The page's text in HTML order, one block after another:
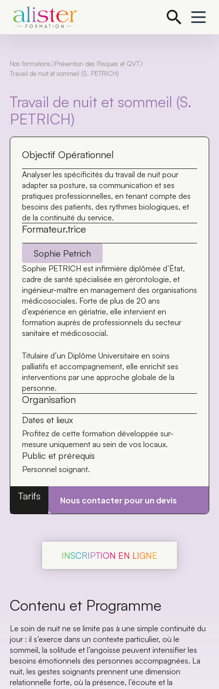
s
a
u
n
e
n
Nos formations
Prévention des Risques et QVT
Travail de nuit et sommeil (S. PETRICH)
Travail de nuit et sommeil (S.
PETRICH)
Objectif Opérationnel
Analyser les spécificités du travail de nuit pour
adapter sa posture, sa communication et ses
pratiques professionnelles, en tenant compte des
besoins des patients, des rythmes biologiques, et
de la continuité du service.
Formateur.trice
Sophie Petrich
Sophie PETRICH est infirmière diplômée d’État,
cadre de santé spécialisée en gérontologie, et
ingénieur-maître en management des organisations
médicosociales. Forte de plus de 20 ans
d’expérience en gériatrie, elle intervient en
formation auprès de professionnels du secteur
sanitaire et médicosocial.
Titulaire d’un Diplôme Universitaire en soins
palliatifs et accompagnement, elle enrichit ses
interventions par une approche globale de la
personne.
Organisation
Dates et lieux
Profitez de cette formation développée sur-
mesure uniquement au sein de vos locaux.
Public et prérequis
Personnel soignant.
Tarifs Nous contacter pour un devis
INSCRIPTION EN LIGNE
Contenu et Programme
Le soin de nuit ne se limite pas à une simple continuité du
jour : il s’exerce dans un contexte particulier, où le
sommeil, la solitude et l’angoisse peuvent intensifier les
besoins émotionnels des personnes accompagnées. La
nuit, les gestes soignants prennent une dimension
relationnelle forte, où la présence, l’écoute et la